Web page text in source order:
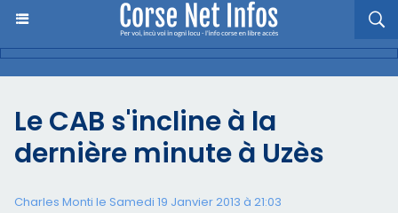
Le CAB s'incline à la
dernière minute à Uzès
Charles Monti le Samedi 19 Janvier 2013 à 21:03